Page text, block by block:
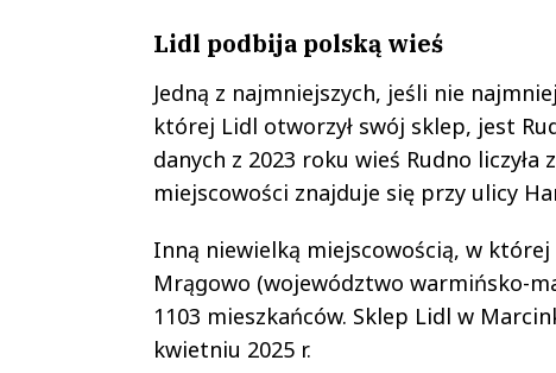
Lidl podbija polską wieś
Jedną z najmniejszych, jeśli nie
której Lidl otworzył swój sklep, jest
danych z 2023 roku wieś Rudno
miejscowości znajduje się przy ulicy
Inną niewielką miejscowością, w
Mrągowo (województwo warmińsko-
1103 mieszkańców. Sklep Lidl w
kwietniu 2025 r.